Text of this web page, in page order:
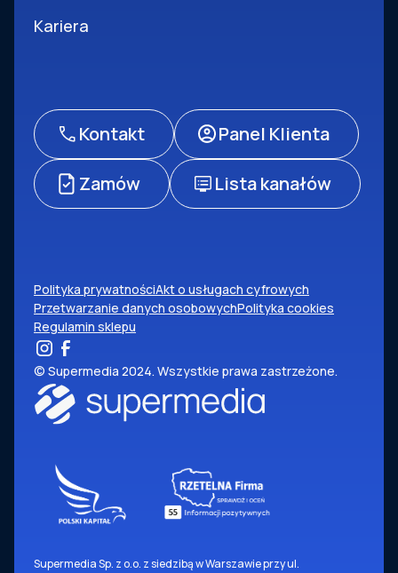
Kariera
Kontakt Panel Klienta
Zamów Lista kanałów
Polityka prywatnościAkt o usługach cyfrowych
Przetwarzanie danych osobowychPolityka cookies
Regulamin sklepu
© Supermedia 2024. Wszystkie prawa zastrzeżone.
Supermedia Sp. z o.o. z siedzibą w Warszawie przy ul.